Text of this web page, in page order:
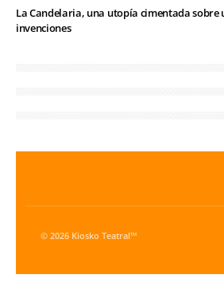
La Candelaria, una utopía cimentada sobre
invenciones
© 2026 Kiosko Teatral™